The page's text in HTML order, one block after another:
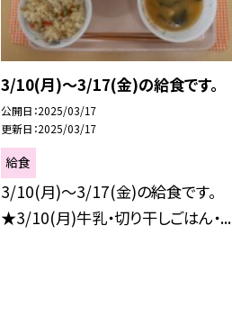
3/10(月)～3/17(金)の給食です。
公開日 2025/03/17
更新日 2025/03/17
給食
3/10(月)～3/17(金)の給食です。
★3/10(月)牛乳・切り干しごはん・...